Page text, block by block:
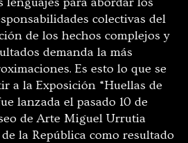
colectivas del
de los hechos complejos y
demanda la más
Es esto lo que se
a la Exposición “Huellas de
lanzada el pasado 10 de
de Arte Miguel Urrutia
la República como resultado